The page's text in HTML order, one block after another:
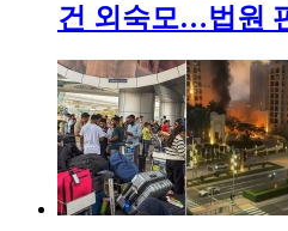
건 외숙모…법원